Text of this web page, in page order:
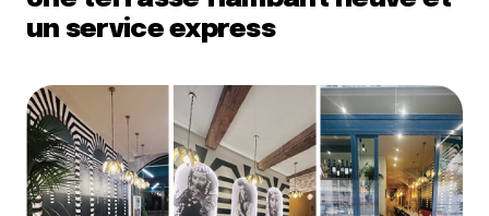
un service express